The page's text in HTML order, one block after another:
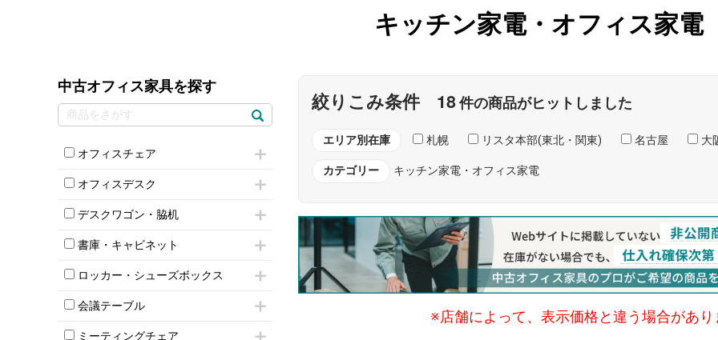
キッチン家電・ オフィス家電
中古オフィス家具を探す
オフィスチェア
肘付きチェア
肘無しチェア
役員チェア
オフィスチェアその他
オフィスデスク
片袖机
フリーアドレスデスク（ベンチデスク）
昇降デスク
両袖机
デスクワゴン・脇机
インワゴン2段
インワゴン3段
脇机
書庫・キャビネット
ハイキャビネット
ローキャビネット
両開きキャビネット
上下連結キャビネット
ロッカー・シューズボックス
1人用ロッカー
2人用ロッカー
3人用ロッカー
会議テーブル
ミーティングテーブル
ミーティングチェア
絞りこみ条件 18件の商品がヒットしました
エリア別在庫 札幌 リスタ本部(東北・関東) 名古屋 大
カテゴリー キッチン家電・オフィス家電
※店舗によって、表示価格と違う場合があ